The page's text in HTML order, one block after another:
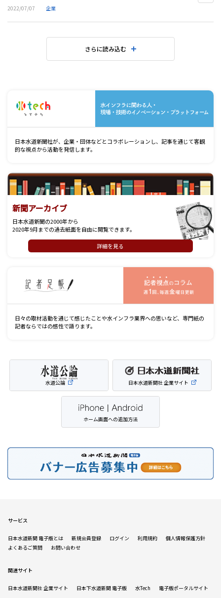
2022/07/07 企業
さらに読み込む
日本水道新聞社が、企業・団体などとコラボレーションし、記事を通じて客観
的な視点から活動を発信します。
新聞アーカイブ
日本水道新聞の2000年から
2020年9月までの過去紙面を自由に閲覧できます。
詳細を見る
日々の取材活動を通じて感じたことや水インフラ業界への思いなど、専門紙の
記者ならではの感性で語ります。
水道公論 日本水道新聞社 企業サイト
ホーム画面への追加方法
サービス
日本水道新聞 電子版とは 新規会員登録 ログイン 利用規約
個人情報保護方針
よくあるご質問
お問い合わせ
関連サイト
日本水道新聞社 企業サイト 日本下水道新聞 電子版 水Tech 電子版ポータルサイト